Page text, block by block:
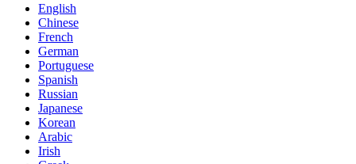
English
Chinese
French
German
Portuguese
Spanish
Russian
Japanese
Korean
Arabic
Irish